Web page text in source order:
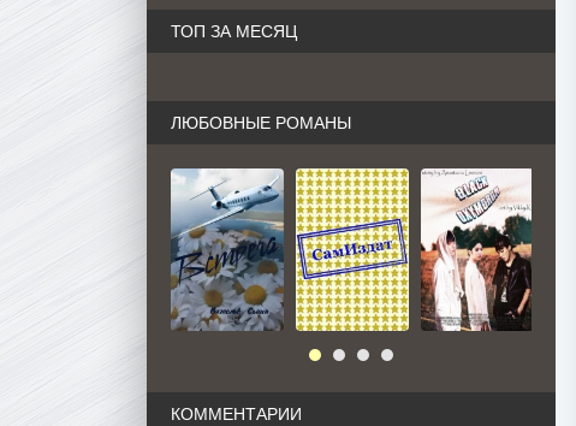
ТОП ЗА МЕСЯЦ
ЛЮБОВНЫЕ РОМАНЫ
КОММЕНТАРИИ